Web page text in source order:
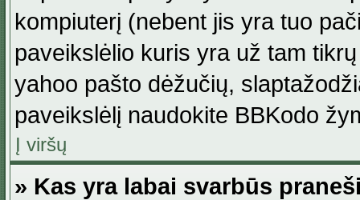
kompiuterį (nebent jis yra tuo
paveikslėlio kuris yra už tam
yahoo pašto dėžučių,
paveikslėlį naudokite BBKodo
Į viršų
» Kas yra labai svarbūs